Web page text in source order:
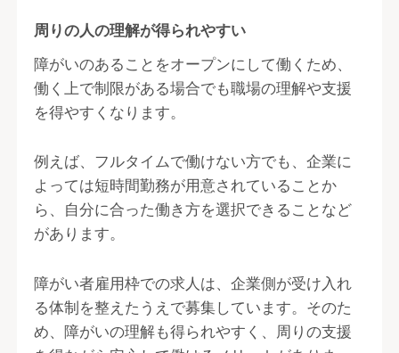
周りの人の理解が得られやすい
障がいのあることをオープンにして働くため、
働く上で制限がある場合でも職場の理解や支援
を得やすくなります。
例えば、フルタイムで働けない方でも、企業に
よっては短時間勤務が用意されていることか
ら、自分に合った働き方を選択できることなど
があります。
障がい者雇用枠での求人は、企業側が受け入れ
る体制を整えたうえで募集しています。そのた
め、障がいの理解も得られやすく、周りの支援